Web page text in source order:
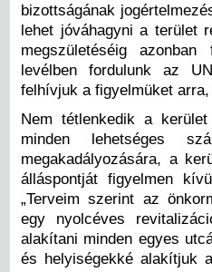
bizottságának
lehet jóváhagyni a terület
megszületéséig
levélben fordulunk az
felhívjuk a figyelmüket
Nem tétlenkedik a
minden lehetséges
megakadályozására, a
álláspontját figyelmen
„Terveim szerint az
egy nyolcéves
alakítani minden egyes
és helyiségekké alakítjuk